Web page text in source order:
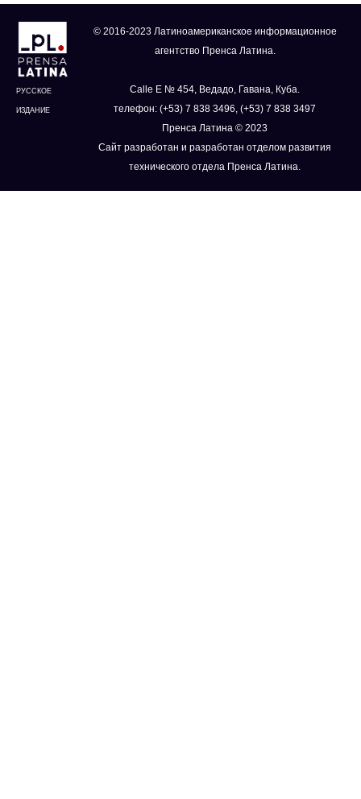
РУССКОЕ
ИЗДАНИЕ
© 2016-2023 Латиноамериканское информационное
агентство Пренса Латина.
Calle E № 454, Ведадо, Гавана, Куба.
телефон: (+53) 7 838 3496, (+53) 7 838 3497
Пренса Латина © 2023
Сайт разработан и разработан отделом развития
технического отдела Пренса Латина.